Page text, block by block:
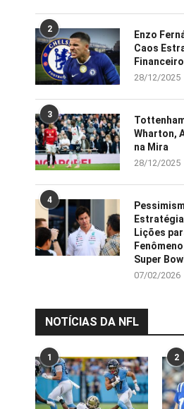
2
Enzo
Caos
28/12/2025
3
Wharton,
na Mira
28/12/2025
4
Lições
Super Bowl
07/02/2026
NOTÍCIAS DA NFL
1 2